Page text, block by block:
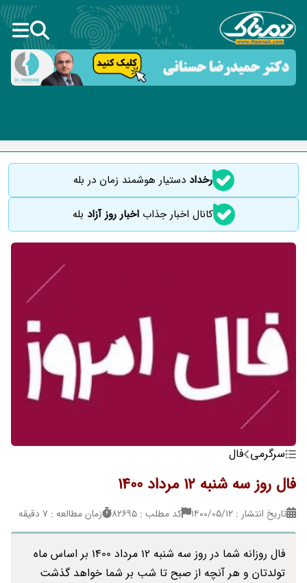
رخداددستیار هوشمند زمان در بله
کانال اخبار جذاباخبار روز آزاد بله
سرگرمی فال
فال روز سه شنبه 12 مرداد 1400
تاریخ انتشار : ۱۴۰۰/۰۵/۱۲ کد مطلب : 82695 زمان مطالعه : 7 دقیقه
فال روزانه شما در روز سه شنبه 12 مرداد 1400 بر اساس ماه
تولدتان و هر آنچه از صبح تا شب بر شما خواهد گذشت